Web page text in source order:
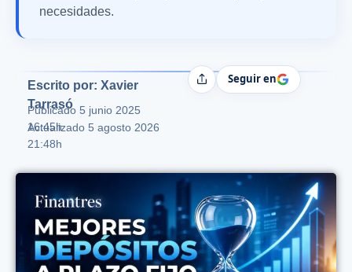
necesidades.
Escrito por: Xavier
Tarrasó
Publicado 5 junio 2025
16:45h
Actualizado 5 agosto 2026
21:48h
CompartirSeguir en